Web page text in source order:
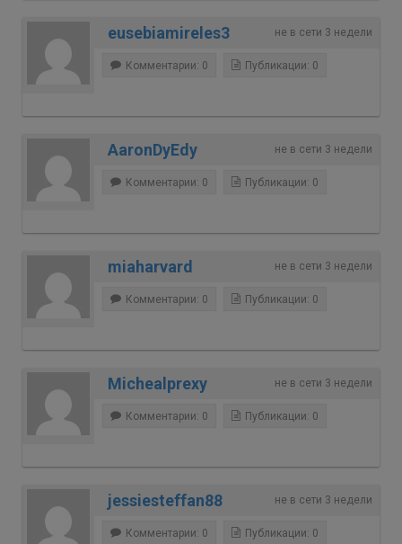
не в сети 3 недели
eusebiamireles3
Комментарии: 0 Публикации: 0
не в сети 3 недели
AaronDyEdy
Комментарии: 0 Публикации: 0
не в сети 3 недели
miaharvard
Комментарии: 0 Публикации: 0
не в сети 3 недели
Michealprexy
Комментарии: 0 Публикации: 0
не в сети 3 недели
jessiesteffan88
Комментарии: 0 Публикации: 0